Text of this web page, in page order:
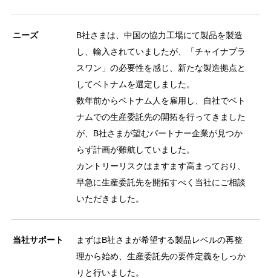
ニーズ
B社さまは、中国の協力工場にて製品を製造
し、輸入されていましたが、「チャイナプラ
スワン」の必要性を感じ、新たな製造拠点と
してベトナムを選定しました。
数年前からベトナム人を雇用し、自社でベト
ナムでの生産委託先の開拓を行ってきました
が、B社さまが望むパートナー企業が見つか
らず計画が難航していました。
カントリーリスクはますます高まっており、
早急に生産委託先を開拓すべく当社にご相談
いただきました。
当社サポート
まずはB社さまが希望する製品レベルの再整
理から始め、生産委託先の要件定義をしっか
りと行いました。